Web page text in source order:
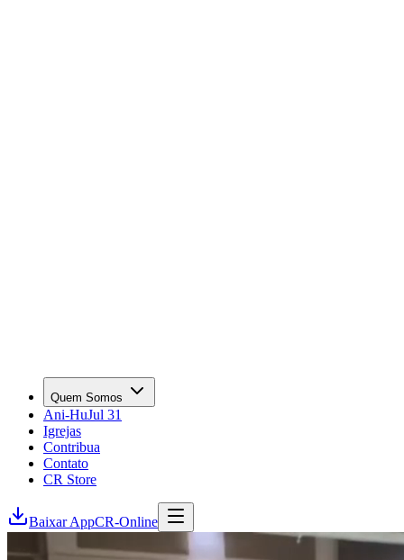
Quem Somos
Ani-HuJul 31
Igrejas
Contribua
Contato
CR Store
Baixar AppCR-Online